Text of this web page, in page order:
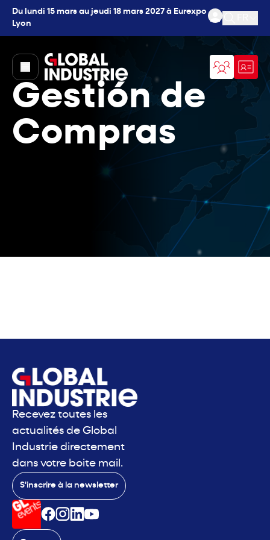
Du lundi 15 mars au jeudi 18 mars 2027 à Eurexpo
Lyon
Ouvrir
page.home
Gestión de
Compras
Recevez toutes les
actualités de Global
Industrie directement
dans votre boite mail.
S'inscrire à la newsletter